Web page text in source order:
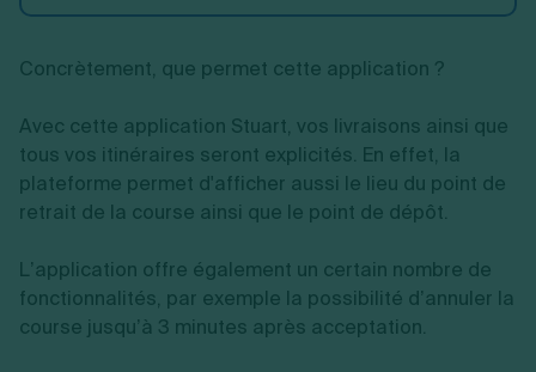
Concrètement, que permet cette application ?
Avec cette application Stuart, vos livraisons ainsi que
tous vos itinéraires seront explicités. En effet, la
plateforme permet d'afficher aussi le lieu du point de
retrait de la course ainsi que le point de dépôt.
L’application offre également un certain nombre de
fonctionnalités, par exemple la possibilité d’annuler la
course jusqu’à 3 minutes après acceptation.